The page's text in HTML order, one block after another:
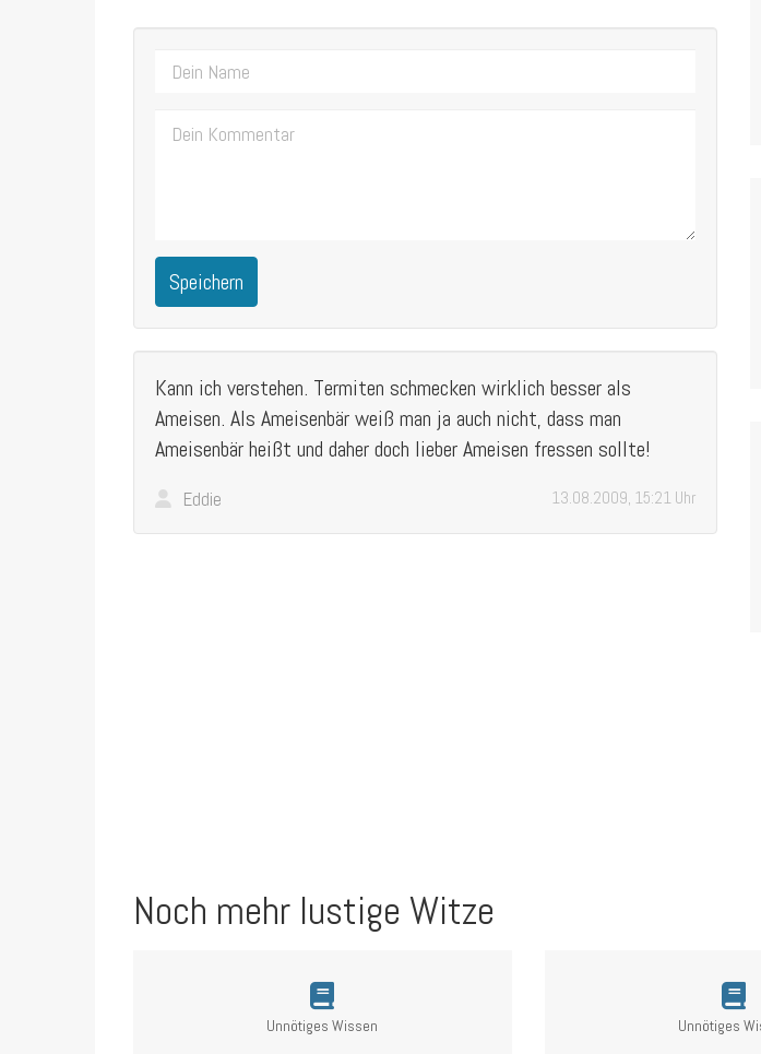
Speichern
Kann ich verstehen. Termiten schmecken wirklich besser als
Ameisen. Als Ameisenbär weiß man ja auch nicht, dass man
Ameisenbär heißt und daher doch lieber Ameisen fressen sollte!
Eddie 13.08.2009, 15:21 Uhr
Noch mehr lustige Witze
Unnötiges Wissen Unnötiges